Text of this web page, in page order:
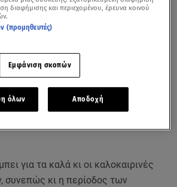
για τα καλά κι οι καλοκαιρινές
συνεπώς κι η περίοδος των
διαφήμισης και περιεχομένου, έρευνα κοινού
(προμηθευτές)
Εμφάνιση σκοπών
όλων Αποδοχή